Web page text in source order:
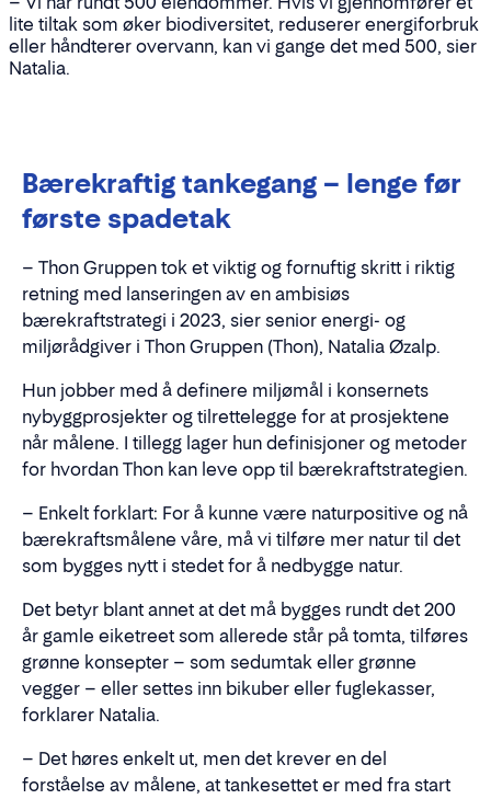
lite tiltak som øker biodiversitet, reduserer energiforbruk
eller håndterer overvann, kan vi gange det med 500, sier
Natalia.
Bærekraftig tankegang – lenge før
første spadetak
– Thon Gruppen tok et viktig og fornuftig skritt i riktig
retning med lanseringen av en ambisiøs
bærekraftstrategi i 2023, sier senior energi- og
miljørådgiver i Thon Gruppen (Thon), Natalia Øzalp.
Hun jobber med å definere miljømål i konsernets
nybyggprosjekter og tilrettelegge for at prosjektene
når målene. I tillegg lager hun definisjoner og metoder
for hvordan Thon kan leve opp til bærekraftstrategien.
– Enkelt forklart: For å kunne være naturpositive og nå
bærekraftsmålene våre, må vi tilføre mer natur til det
som bygges nytt i stedet for å nedbygge natur.
Det betyr blant annet at det må bygges rundt det 200
år gamle eiketreet som allerede står på tomta, tilføres
grønne konsepter – som sedumtak eller grønne
vegger – eller settes inn bikuber eller fuglekasser,
forklarer Natalia.
– Det høres enkelt ut, men det krever en del
forståelse av målene, at tankesettet er med fra start